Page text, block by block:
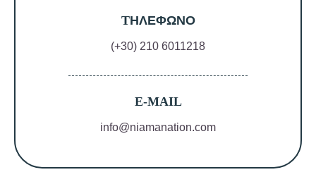
ΤΗΛΕΦΩΝΟ
(+30) 210 6011218
E-MAIL
info@niamanation.com